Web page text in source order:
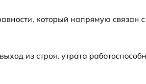
который напрямую
из строя, утрата